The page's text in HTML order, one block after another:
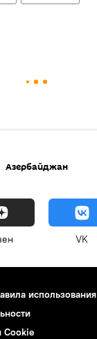
Азербайджан
VK
использования
Cookie